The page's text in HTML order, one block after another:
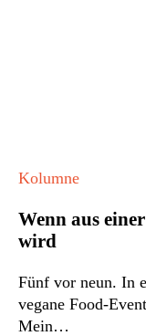
KolumneWenn
einer
wird
Wenn aus
wird
Fünf vor neun. In
vegane Food-
Mein…